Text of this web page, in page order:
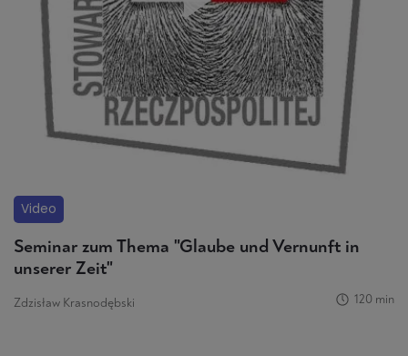
Video
Seminar zum Thema "Glaube und Vernunft in
unserer Zeit"
Zdzisław Krasnodębski 120 min